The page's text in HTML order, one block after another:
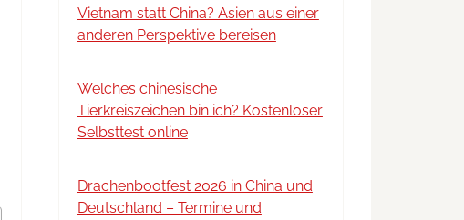
Vietnam statt China? Asien aus einer
anderen Perspektive bereisen
Welches chinesische
Tierkreiszeichen bin ich? Kostenloser
Selbsttest online
Drachenbootfest 2026 in China und
Deutschland – Termine und